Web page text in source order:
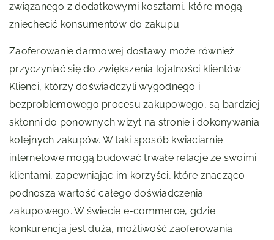
związanego z dodatkowymi kosztami, które mogą
zniechęcić konsumentów do zakupu.
Zaoferowanie darmowej dostawy może również
przyczyniać się do zwiększenia lojalności klientów.
Klienci, którzy doświadczyli wygodnego i
bezproblemowego procesu zakupowego, są bardziej
skłonni do ponownych wizyt na stronie i dokonywania
kolejnych zakupów. W taki sposób kwiaciarnie
internetowe mogą budować trwałe relacje ze swoimi
klientami, zapewniając im korzyści, które znacząco
podnoszą wartość całego doświadczenia
zakupowego. W świecie e-commerce, gdzie
konkurencja jest duża, możliwość zaoferowania